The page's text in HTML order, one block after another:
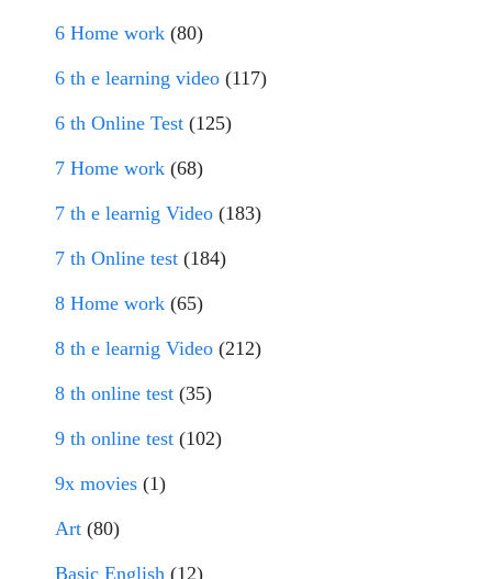
6 Home work (80)
6 th e learning video (117)
6 th Online Test (125)
7 Home work (68)
7 th e learnig Video (183)
7 th Online test (184)
8 Home work (65)
8 th e learnig Video (212)
8 th online test (35)
9 th online test (102)
9x movies (1)
Art (80)
Basic English (12)